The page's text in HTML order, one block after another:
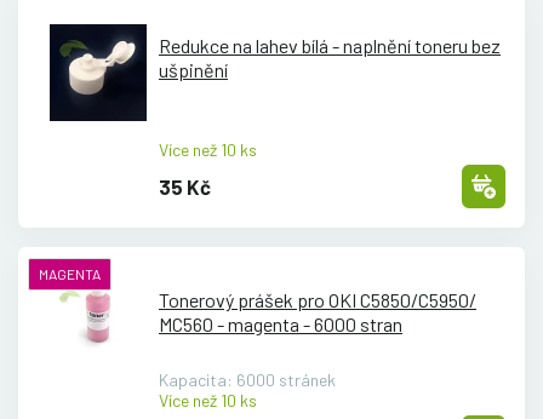
Redukce na lahev bílá - naplnění toneru bez
ušpinění
Více než 10 ks
35 Kč
MAGENTA
Tonerový prášek pro OKI C5850/C5950/
MC560 - magenta - 6000 stran
Kapacita: 6000 stránek
Více než 10 ks